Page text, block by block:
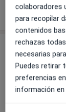
Consulta
colaboradores
para recopilar
contenidos
rechazas
necesarias
Puedes retirar
preferencias
información en